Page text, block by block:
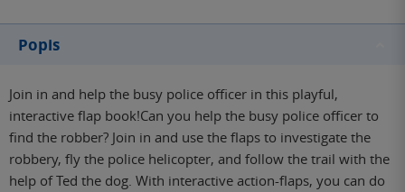
Popis
Join in and help the busy police officer in this playful,
interactive flap book!Can you help the busy police officer to
find the robber? Join in and use the flaps to investigate the
robbery, fly the police helicopter, and follow the trail with the
help of Ted the dog. With interactive action-flaps, you can do